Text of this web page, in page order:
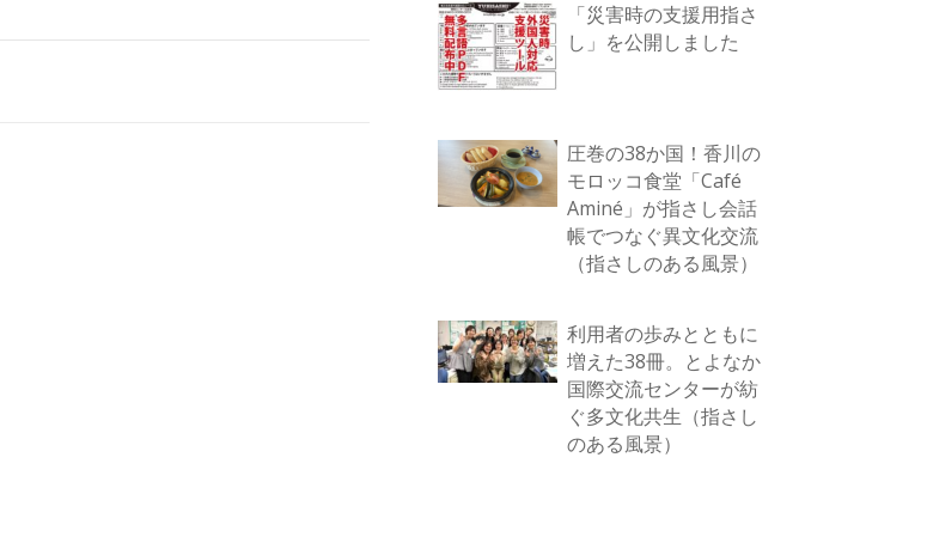
「災害時の支援用指さ
し」を公開しました
圧巻の38か国！香川の
モロッコ食堂「Café
Aminé」が指さし会話
帳でつなぐ異文化交流
（指さしのある風景）
利用者の歩みとともに
増えた38冊。とよなか
国際交流センターが紡
ぐ多文化共生（指さし
のある風景）